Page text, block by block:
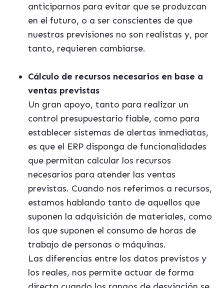
anticiparnos para evitar que se produzcan
en el futuro, o a ser conscientes de que
nuestras previsiones no son realistas y, por
tanto, requieren cambiarse.
Cálculo de recursos necesarios en base a
ventas previstas
Un gran apoyo, tanto para realizar un
control presupuestario fiable, como para
establecer sistemas de alertas inmediatas,
es que el ERP disponga de funcionalidades
que permitan calcular los recursos
necesarios para atender las ventas
previstas. Cuando nos referimos a recursos,
estamos hablando tanto de aquellos que
suponen la adquisición de materiales, como
los que suponen el consumo de horas de
trabajo de personas o máquinas.
Las diferencias entre los datos previstos y
los reales, nos permite actuar de forma